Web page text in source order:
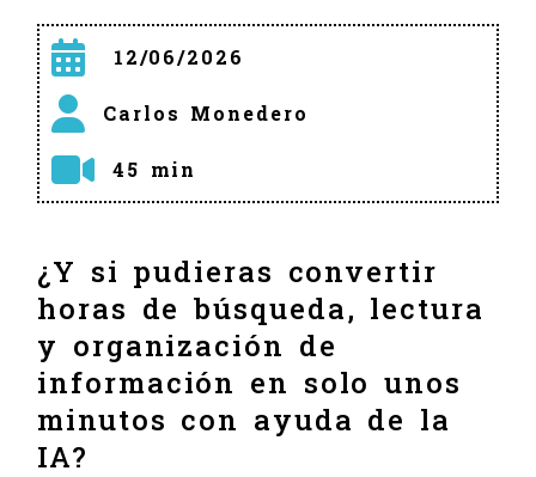
12/06/2026
Carlos Monedero
45 min
¿Y si pudieras convertir
horas de búsqueda, lectura
y organización de
información en solo unos
minutos con ayuda de la
IA?